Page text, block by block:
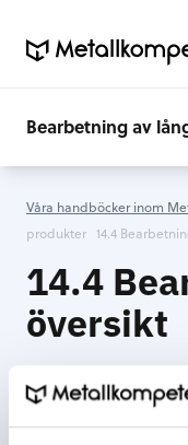
Bearbetning av
Våra handböcker inom
produkter 14.4
14.4
översikt
Skriv ut